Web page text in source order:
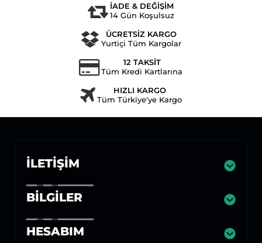
İADE & DEĞİŞİM
14 Gün Koşulsuz
ÜCRETSİZ KARGO
Yurtiçi Tüm Kargolar
12 TAKSİT
Tüm Kredi Kartlarına
HIZLI KARGO
Tüm Türkiye'ye Kargo
İLETIŞIM
BILGILER
HESABIM